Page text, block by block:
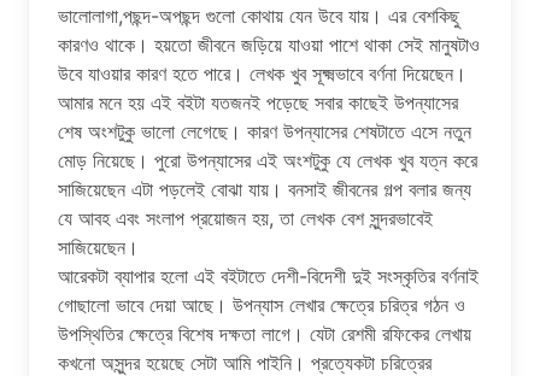
ভালোলাগা,পছন্দ-অপছন্দ গুলো কোথায় যেন উবে যায়। এর বেশকিছু
কারণও থাকে। হয়তো জীবনে জড়িয়ে যাওয়া পাশে থাকা সেই মানুষটাও
উবে যাওয়ার কারণ হতে পারে। লেখক খুব সূক্ষ্মভাবে বর্ণনা দিয়েছেন।
আমার মনে হয় এই বইটা যতজনই পড়েছে সবার কাছেই উপন্যাসের
শেষ অংশটুকু ভালো লেগেছে। কারণ উপন্যাসের শেষটাতে এসে নতুন
মোড় নিয়েছে। পুরো উপন্যাসের এই অংশটুকু যে লেখক খুব যত্ন করে
সাজিয়েছেন এটা পড়লেই বোঝা যায়। বনসাই জীবনের গল্প বলার জন্য
যে আবহ এবং সংলাপ প্রয়োজন হয়, তা লেখক বেশ সুন্দরভাবেই
সাজিয়েছেন।
আরেকটা ব্যাপার হলো এই বইটাতে দেশী-বিদেশী দুই সংস্কৃতির বর্ণনাই
গোছালো ভাবে দেয়া আছে। উপন্যাস লেখার ক্ষেত্রে চরিত্র গঠন ও
উপস্থিতির ক্ষেত্রে বিশেষ দক্ষতা লাগে। যেটা রেশমী রফিকের লেখায়
কখনো অসুন্দর হয়েছে সেটা আমি পাইনি। প্রত্যেকটা চরিত্রের